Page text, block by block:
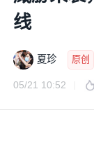
线
夏珍 原创
05/21 10:52